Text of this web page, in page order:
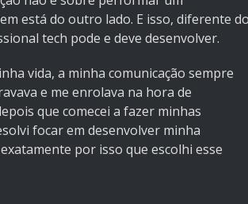
está do outro lado. E isso, diferente
tech pode e deve desenvolver.
vida, a minha comunicação sempre
e me enrolava na hora de
que comecei a fazer minhas
focar em desenvolver minha
por isso que escolhi esse